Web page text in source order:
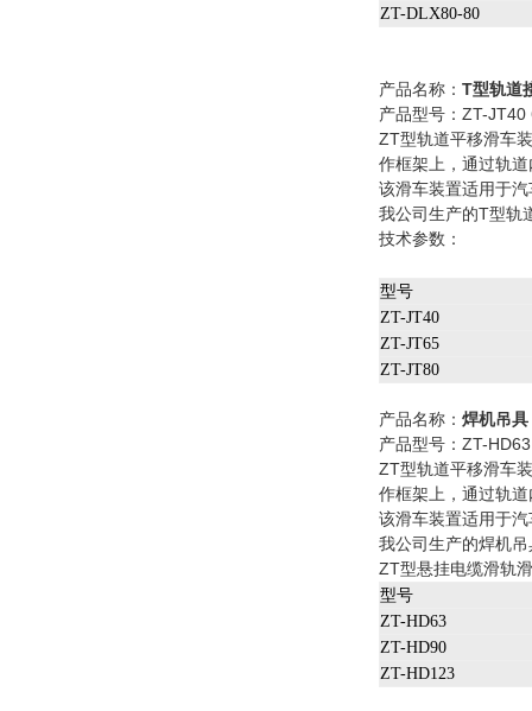
ZT-DLX80-80
产品名称： T型轨道
产品型号：ZT-JT40
ZT型轨道平移滑车
作框架上，通过轨
该滑车装置适用于
我公司生产的T型轨
技术参数：
型号
ZT-JT40
ZT-JT65
ZT-JT80
产品名称： 焊机吊具
产品型号：ZT-
ZT型轨道平移滑车
作框架上，通过轨
该滑车装置适用于
我公司生产的焊机
ZT型悬挂电缆滑轨
型号
ZT-HD63
ZT-HD90
ZT-HD123